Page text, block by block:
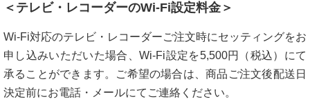
＜テレビ・レコーダーのWi-Fi設定料金＞
Wi-Fi対応のテレビ・レコーダーご注文時にセッティングをお
申し込みいただいた場合、Wi-Fi設定を5,500円（税込）にて
承ることができます。ご希望の場合は、商品ご注文後配送日
決定前にお電話・メールにてご連絡ください。